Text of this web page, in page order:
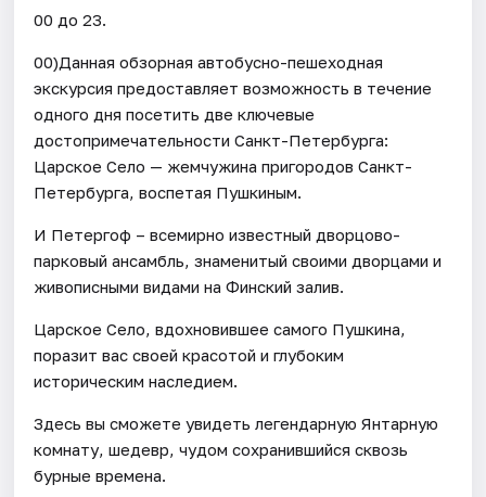
00 до 23.
00)Данная обзорная автобусно-пешеходная
экскурсия предоставляет возможность в течение
одного дня посетить две ключевые
достопримечательности Санкт-Петербурга:
Царское Село — жемчужина пригородов Санкт-
Петербурга, воспетая Пушкиным.
И Петергоф – всемирно известный дворцово-
парковый ансамбль, знаменитый своими дворцами и
живописными видами на Финский залив.
Царское Село, вдохновившее самого Пушкина,
поразит вас своей красотой и глубоким
историческим наследием.
Здесь вы сможете увидеть легендарную Янтарную
комнату, шедевр, чудом сохранившийся сквозь
бурные времена.